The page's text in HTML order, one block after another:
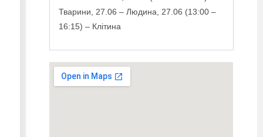
Тварини, 27.06 – Людина, 27.06 (13:00 –
16:15) – Клітина